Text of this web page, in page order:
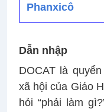
Phanxicô
Dẫn nhập
DOCAT là
xã hội của Giáo
hỏi “phải làm